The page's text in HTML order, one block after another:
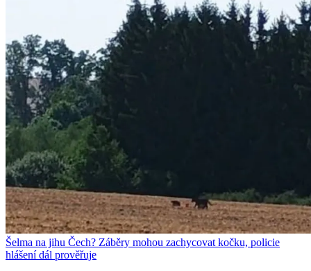
Šelma na jihu Čech? Záběry mohou zachycovat kočku, policie
hlášení dál prověřuje